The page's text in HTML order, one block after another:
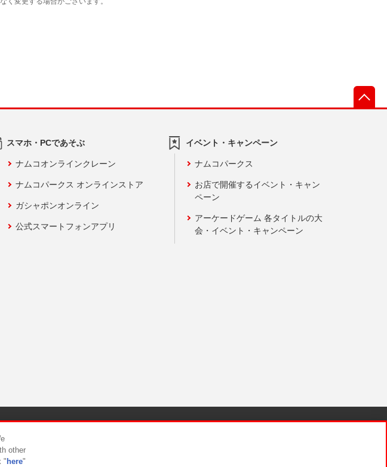
スマホ・PCであそぶ
ナムコオンラインクレーン
ナムコパークス オンラインストア
ガシャポンオンライン
公式スマートフォンアプリ
イベント・キャンペーン
ナムコパークス
お店で開催するイベント・キャン
ペーン
アーケードゲーム 各タイトルの大
会・イベント・キャンペーン
応方針
other
" here"